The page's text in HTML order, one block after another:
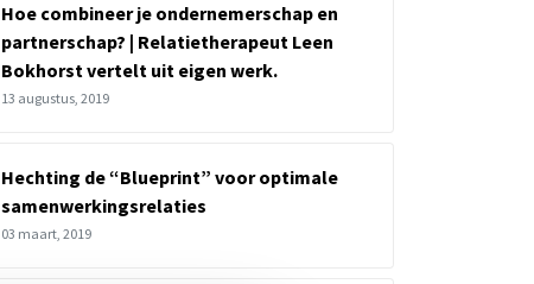
Hoe combineer je ondernemerschap en
partnerschap? | Relatietherapeut Leen
Bokhorst vertelt uit eigen werk.
13 augustus, 2019
Hechting de “Blueprint” voor optimale
samenwerkingsrelaties
03 maart, 2019